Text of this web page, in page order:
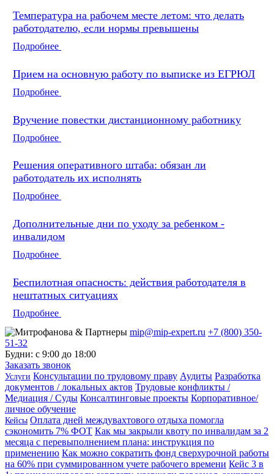
Температура на рабочем месте летом: что делать
работодателю, если нормы превышены
Подробнее
Прием на основную работу по выписке из ЕГРЮЛ
Подробнее
Вручение повестки дистанционному работнику
Подробнее
Решения оперативного штаба: обязан ли
работодатель их исполнять
Подробнее
Дополнительные дни по уходу за ребенком -
инвалидом
Подробнее
Беспилотная опасность: действия работодателя в
нештатных ситуациях
Подробнее
mip@mip-expert.ru +7 (800) 350-
51-32
Будни: с 9:00 до 18:00
Заказать звонок
Услуги Консультации по трудовому праву Аудиты Разработка
документов / локальных актов Трудовые конфликты /
Медиация / Суды Консалтинговые проекты Корпоративное/
личное обучение
Кейсы Оплата дней междувахтового отдыха помогла
сэкономить 7% ФОТ Как мы закрыли квоту по инвалидам за 2
месяца с перевыполнением плана: инструкция по
применению Как можно сократить фонд сверхурочной работы
на 60% при суммированном учете рабочего времени Кейс 3 в